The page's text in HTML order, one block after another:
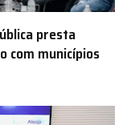
presta
com municípios